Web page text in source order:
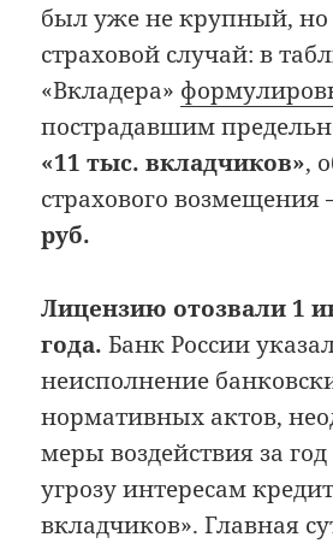
был уже не крупный,
страховой случай: в
«Вкладера»
пострадавшим
«11 тыс. вкладчиков»,
страхового
руб.
Лицензию отозвали 1
года. Банк России
неисполнение
нормативных актов,
меры воздействия за
угрозу интересам
вкладчиков». Главная